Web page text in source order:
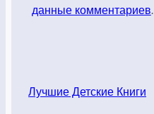
данные комментариев.
Лучшие Детские Книги